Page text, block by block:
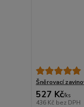
Šněrovací
527 Kč/ks
436 Kč bez DPH